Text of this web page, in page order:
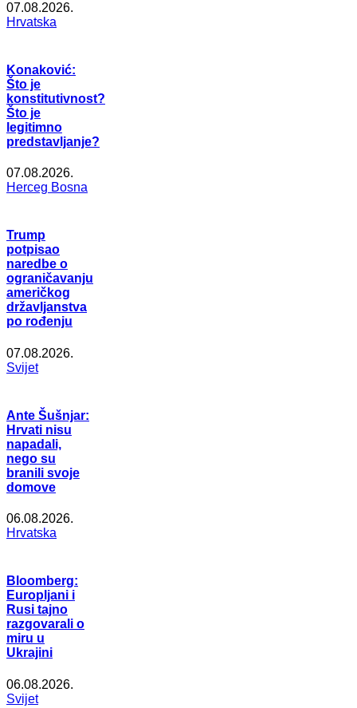
07.08.2026.
Hrvatska
Konaković:
Što je
konstitutivnost?
Što je
legitimno
predstavljanje?
07.08.2026.
Herceg Bosna
Trump
potpisao
naredbe o
ograničavanju
američkog
državljanstva
po rođenju
07.08.2026.
Svijet
Ante Šušnjar:
Hrvati nisu
napadali,
nego su
branili svoje
domove
06.08.2026.
Hrvatska
Bloomberg:
Europljani i
Rusi tajno
razgovarali o
miru u
Ukrajini
06.08.2026.
Svijet